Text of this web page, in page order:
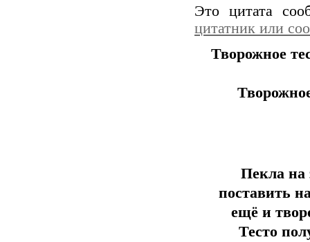
Это цитата
цитатник или
Творожное
Пекла на
поставить
ещё и
Тесто